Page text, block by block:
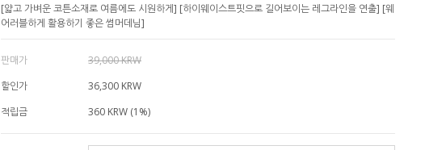
2. 가디건
[얇고 가벼운 코튼소재로 여름에도 시원하게] [하이웨이스트핏으로 길어보이는 레그라인을 연출] [웨
어러블하게 활용하기 좋은 썸머데님]
판매가
39,000 KRW
할인가
36,300 KRW
적립금
360 KRW (1%)